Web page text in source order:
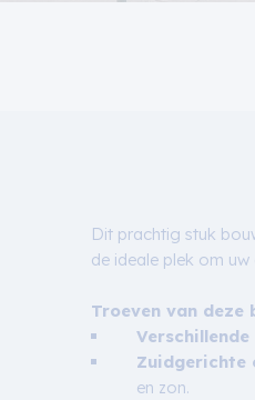
Dit prachtig stuk
de ideale plek om
Troeven van deze
Zuidgerichte
en zon.